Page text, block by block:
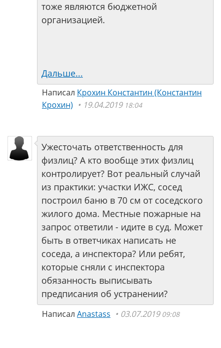
тоже являются бюджетной
организацией.
Дальше...
Написал Крохин Константин (Константин
Крохин)
19.04.2019 18:04
Ужесточать ответственность для
физлиц? А кто вообще этих физлиц
контролирует? Вот реальный случай
из практики: участки ИЖС, сосед
построил баню в 70 см от соседского
жилого дома. Местные пожарные на
запрос ответили - идите в суд. Может
быть в ответчиках написать не
соседа, а инспектора? Или ребят,
которые сняли с инспектора
обязанность выписывать
предписания об устранении?
Написал Anastass 03.07.201909:08